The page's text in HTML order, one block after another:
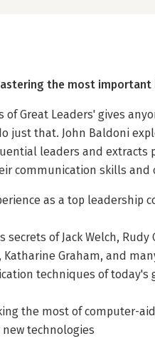
the most important
of Great Leaders' gives
just that. John Baldoni
leaders and extracts
communication skills
as a top leadership
of Jack Welch,
Katharine Graham, and
techniques of today's
the most of computer-
technologies